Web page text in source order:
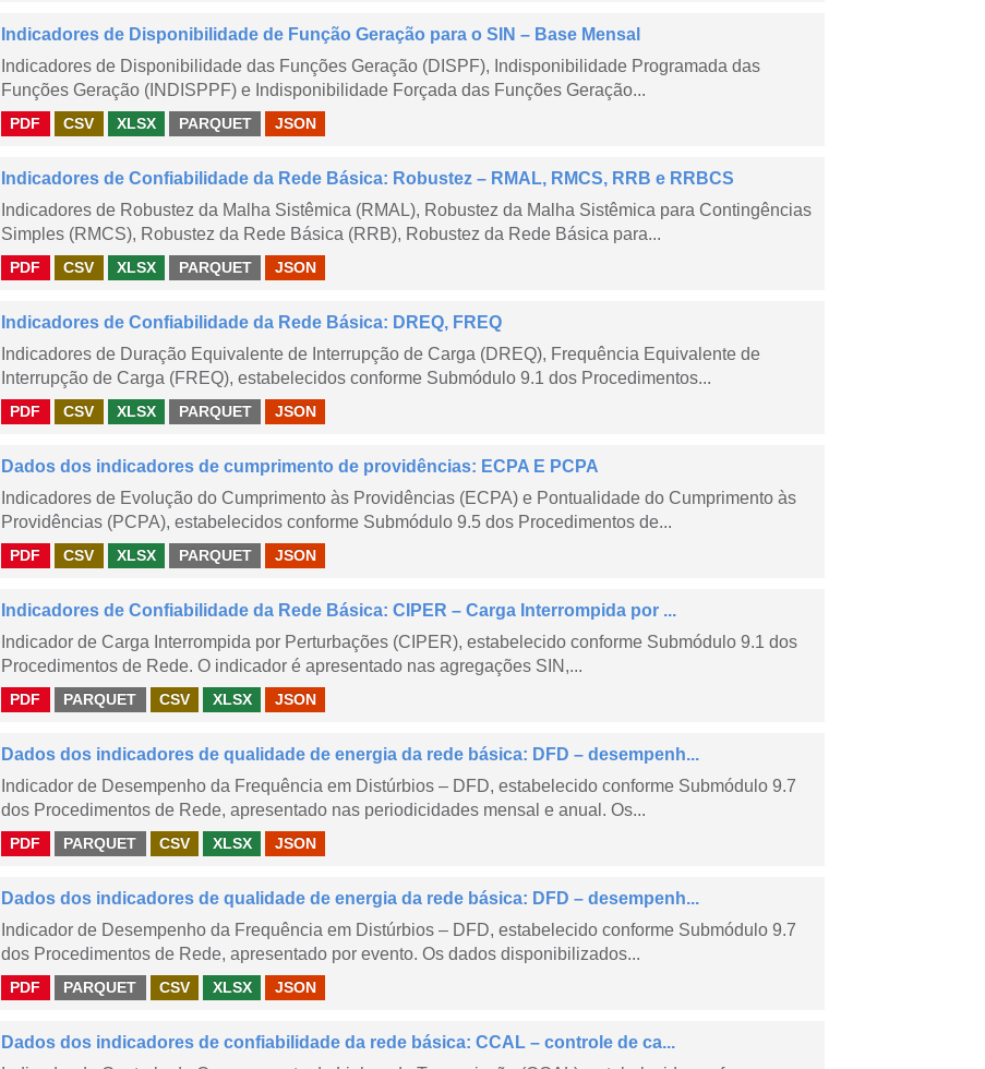
Indicadores de Disponibilidade de Função Geração para o SIN – Base Mensal
Indicadores de Disponibilidade das Funções Geração (DISPF), Indisponibilidade Programada das
Funções Geração (INDISPPF) e Indisponibilidade Forçada das Funções Geração...
PDF CSV XLSX PARQUET JSON
Indicadores de Confiabilidade da Rede Básica: Robustez – RMAL, RMCS, RRB e RRBCS
Indicadores de Robustez da Malha Sistêmica (RMAL), Robustez da Malha Sistêmica para Contingências
Simples (RMCS), Robustez da Rede Básica (RRB), Robustez da Rede Básica para...
PDF CSV XLSX PARQUET JSON
Indicadores de Confiabilidade da Rede Básica: DREQ, FREQ
Indicadores de Duração Equivalente de Interrupção de Carga (DREQ), Frequência Equivalente de
Interrupção de Carga (FREQ), estabelecidos conforme Submódulo 9.1 dos Procedimentos...
PDF CSV XLSX PARQUET JSON
Dados dos indicadores de cumprimento de providências: ECPA E PCPA
Indicadores de Evolução do Cumprimento às Providências (ECPA) e Pontualidade do Cumprimento às
Providências (PCPA), estabelecidos conforme Submódulo 9.5 dos Procedimentos de...
PDF CSV XLSX PARQUET JSON
Indicadores de Confiabilidade da Rede Básica: CIPER – Carga Interrompida por ...
Indicador de Carga Interrompida por Perturbações (CIPER), estabelecido conforme Submódulo 9.1 dos
Procedimentos de Rede. O indicador é apresentado nas agregações SIN,...
PDF PARQUET CSV XLSX JSON
Dados dos indicadores de qualidade de energia da rede básica: DFD – desempenh...
Indicador de Desempenho da Frequência em Distúrbios – DFD, estabelecido conforme Submódulo 9.7
dos Procedimentos de Rede, apresentado nas periodicidades mensal e anual. Os...
PDF PARQUET CSV XLSX JSON
Dados dos indicadores de qualidade de energia da rede básica: DFD – desempenh...
Indicador de Desempenho da Frequência em Distúrbios – DFD, estabelecido conforme Submódulo 9.7
dos Procedimentos de Rede, apresentado por evento. Os dados disponibilizados...
PDF PARQUET CSV XLSX JSON
Dados dos indicadores de confiabilidade da rede básica: CCAL – controle de ca...